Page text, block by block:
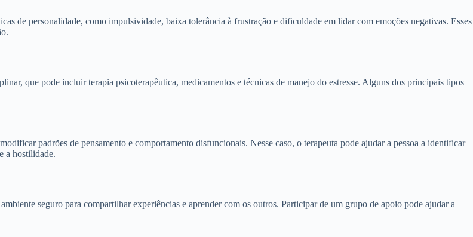
de personalidade, como impulsividade, baixa tolerância à frustração e dificuldade em lidar com emoções negativas. Esses
que pode incluir terapia psicoterapêutica, medicamentos e técnicas de manejo do estresse. Alguns dos principais tipos
padrões de pensamento e comportamento disfuncionais. Nesse caso, o terapeuta pode ajudar a pessoa a identificar
a hostilidade.
seguro para compartilhar experiências e aprender com os outros. Participar de um grupo de apoio pode ajudar a